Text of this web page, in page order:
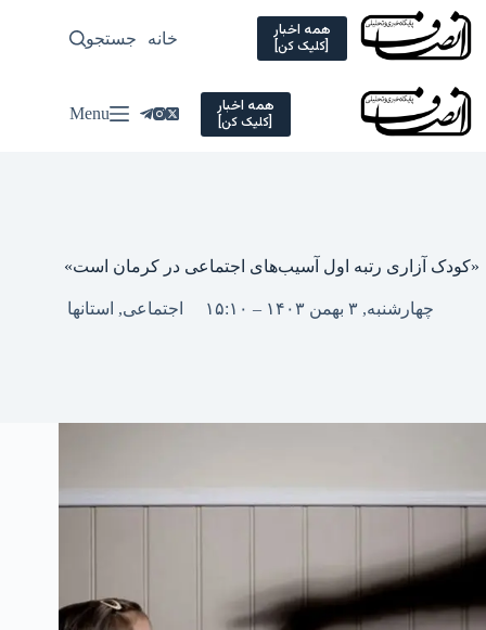
Skip
content
همه اخبار
[کلیک کن] خانه سیاسی
جستجو
همه اخبار
[کلیک کن] Menu
«کودک آزاری رتبه اول آسیب‌های اجتماعی در کرمان است»
چهارشنبه, ۳ بهمن ۱۴۰۳ – ۱۵:۱۰ اجتماعی, استانها